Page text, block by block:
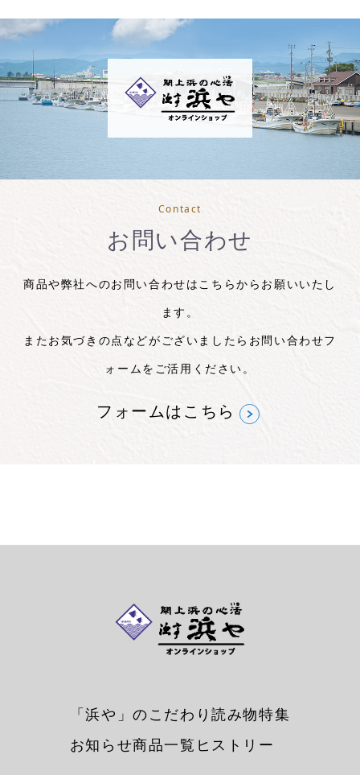
Contact
お問い合わせ
商品や弊社へのお問い合わせはこちらからお願いいたし
ます。
またお気づきの点などがございましたらお問い合わせフ
ォームをご活用ください。
フォームはこちら
「浜や」のこだわり読み物特集
お知らせ商品一覧 ヒストリー